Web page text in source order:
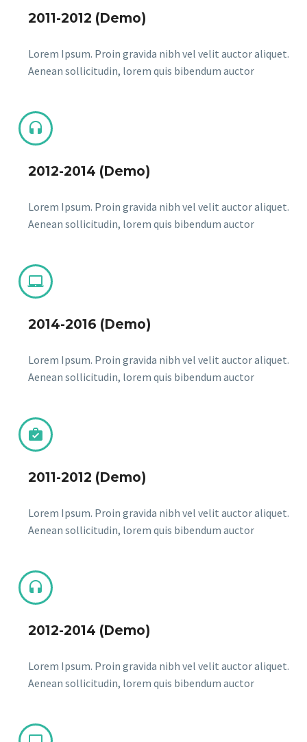
2011-2012 (Demo)
Lorem Ipsum. Proin gravida nibh vel velit auctor aliquet.
Aenean sollicitudin, lorem quis bibendum auctor


2012-2014 (Demo)
Lorem Ipsum. Proin gravida nibh vel velit auctor aliquet.
Aenean sollicitudin, lorem quis bibendum auctor


2014-2016 (Demo)
Lorem Ipsum. Proin gravida nibh vel velit auctor aliquet.
Aenean sollicitudin, lorem quis bibendum auctor


2011-2012 (Demo)
Lorem Ipsum. Proin gravida nibh vel velit auctor aliquet.
Aenean sollicitudin, lorem quis bibendum auctor


2012-2014 (Demo)
Lorem Ipsum. Proin gravida nibh vel velit auctor aliquet.
Aenean sollicitudin, lorem quis bibendum auctor